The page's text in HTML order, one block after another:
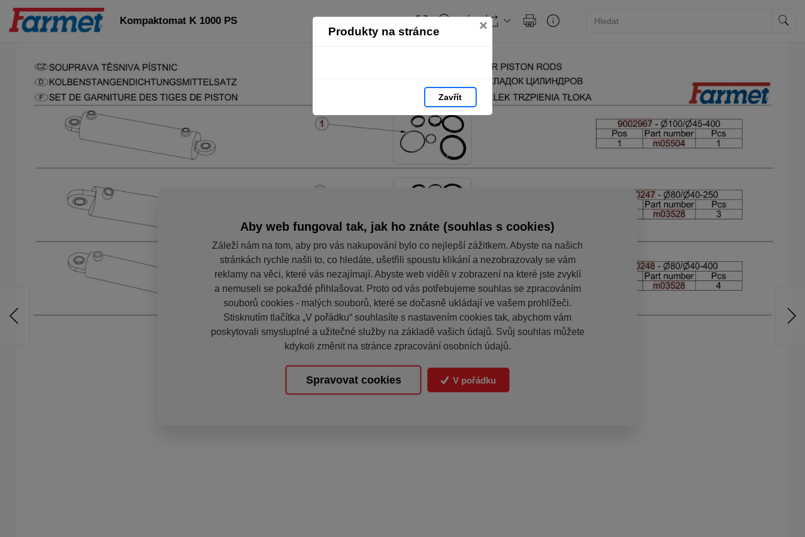
Produkty na stránce ×
Zavřít
Kompaktomat K 1000 PS
Aby web fungoval tak, jak ho znáte (souhlas s cookies)
Záleží nám na tom, aby pro vás nakupování bylo co nejlepší zážitkem. Abyste na našich
stránkách rychle našli to, co hledáte, ušetřili spoustu klikání a nezobrazovaly se vám
reklamy na věci, které vás nezajímají. Abyste web viděli v zobrazení na které jste zvyklí
a nemuseli se pokaždé přihlašovat. Proto od vás potřebujeme souhlas se zpracováním
souborů cookies - malých souborů, které se dočasně ukládají ve vašem prohlížeči.
Stisknutím tlačítka „V pořádku“ souhlasíte s nastavením cookies tak, abychom vám
poskytovali smysluplné a užitečné služby na základě vašich údajů. Svůj souhlas můžete
kdykoli změnit na stránce zpracování osobních údajů.
Spravovat cookies V pořádku